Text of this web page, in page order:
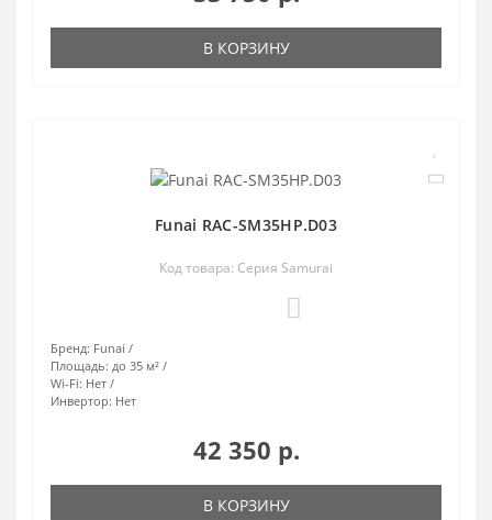
В КОРЗИНУ
Funai RAC-SM35HP.D03
Код товара: Серия Samurai
Бренд: Funai
Площадь: до 35 м²
Wi-Fi: Нет
Инвертор: Нет
42 350 р.
В КОРЗИНУ